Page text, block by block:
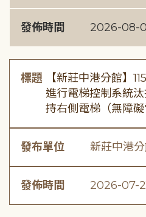
發佈時間 2026-08-
標題
【新莊中港分館】
進行電梯控制系統
持右側電梯（無障
發布單位 新莊中港
發佈時間 2026-07-